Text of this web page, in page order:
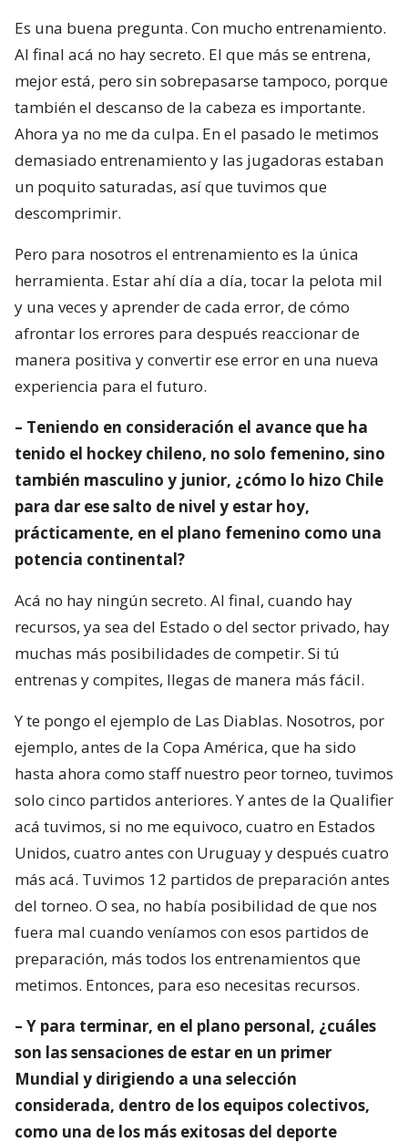
Es una buena pregunta. Con mucho entrenamiento.
Al final acá no hay secreto. El que más se entrena,
mejor está, pero sin sobrepasarse tampoco, porque
también el descanso de la cabeza es importante.
Ahora ya no me da culpa. En el pasado le metimos
demasiado entrenamiento y las jugadoras estaban
un poquito saturadas, así que tuvimos que
descomprimir.
Pero para nosotros el entrenamiento es la única
herramienta. Estar ahí día a día, tocar la pelota mil
y una veces y aprender de cada error, de cómo
afrontar los errores para después reaccionar de
manera positiva y convertir ese error en una nueva
experiencia para el futuro.
– Teniendo en consideración el avance que ha
tenido el hockey chileno, no solo femenino, sino
también masculino y junior, ¿cómo lo hizo Chile
para dar ese salto de nivel y estar hoy,
prácticamente, en el plano femenino como una
potencia continental?
Acá no hay ningún secreto. Al final, cuando hay
recursos, ya sea del Estado o del sector privado, hay
muchas más posibilidades de competir. Si tú
entrenas y compites, llegas de manera más fácil.
Y te pongo el ejemplo de Las Diablas. Nosotros, por
ejemplo, antes de la Copa América, que ha sido
hasta ahora como staff nuestro peor torneo, tuvimos
solo cinco partidos anteriores. Y antes de la Qualifier
acá tuvimos, si no me equivoco, cuatro en Estados
Unidos, cuatro antes con Uruguay y después cuatro
más acá. Tuvimos 12 partidos de preparación antes
del torneo. O sea, no había posibilidad de que nos
fuera mal cuando veníamos con esos partidos de
preparación, más todos los entrenamientos que
metimos. Entonces, para eso necesitas recursos.
– Y para terminar, en el plano personal, ¿cuáles
son las sensaciones de estar en un primer
Mundial y dirigiendo a una selección
considerada, dentro de los equipos colectivos,
como una de los más exitosas del deporte